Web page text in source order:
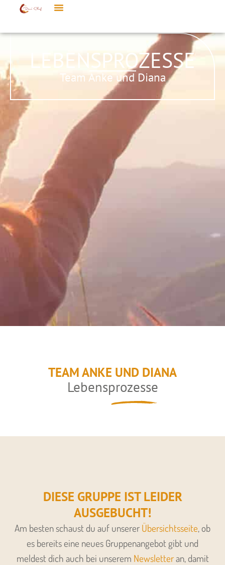
LEBENSPROZESSE
Team Anke und Diana
TEAM ANKE UND DIANA
Lebensprozesse
DIESE GRUPPE IST LEIDER
AUSGEBUCHT!
Am besten schaust du auf unserer Übersichtsseite, ob
es bereits eine neues Gruppenangebot gibt und
meldest dich auch bei unserem Newsletteran, damit